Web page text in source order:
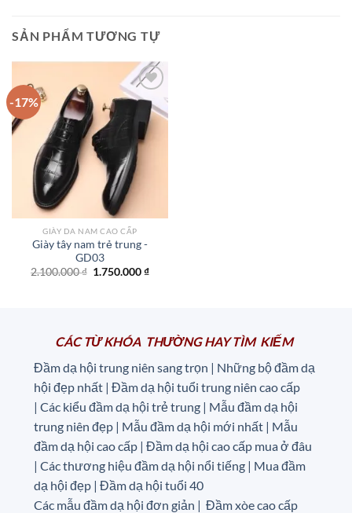
SẢN PHẨM TƯƠNG TỰ
-17%
Add to
wishlist
GIÀY DA NAM CAO CẤP
Giày tây nam trẻ trung -
GD03
2.100.000₫ Giá
1.750.000₫Giá
CÁC TỪ KHÓA THƯỜNG HAY TÌM KIẾM
Đầm dạ hội trung niên sang trọn | Những bộ đầm dạ
hội đẹp nhất | Đầm dạ hội tuổi trung niên cao cấp
| Các kiểu đầm dạ hội trẻ trung | Mẫu đầm dạ hội
trung niên đẹp | Mẫu đầm dạ hội mới nhất | Mẫu
đầm dạ hội cao cấp | Đầm dạ hội cao cấp mua ở đâu
| Các thương hiệu đầm dạ hội nổi tiếng | Mua đầm
dạ hội đẹp | Đầm dạ hội tuổi 40
Các mẫu đầm dạ hội đơn giản | Đầm xòe cao cấp